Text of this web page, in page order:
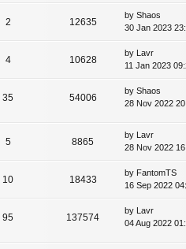
2 12635
by Shaos
30 Jan 2023
4 10628
by Lavr
11 Jan 2023
35 54006
by Shaos
28 Nov 2022
5 8865
by
Lavr
28 Nov 2022
10 18433
by FantomTS
16 Sep 2022
95 137574
by
Lavr
04 Aug 2022